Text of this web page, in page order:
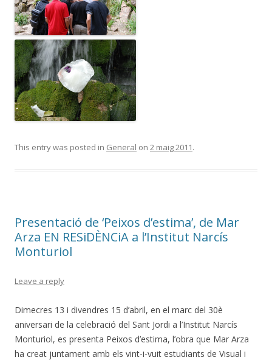
This entry was posted in General on 2 maig 2011.
Presentació de ‘Peixos d’estima’, de Mar
Arza EN RESiDÈNCiA a l’Institut Narcís
Monturiol
Leave a reply
Dimecres 13 i divendres 15 d’abril, en el marc del 30è
aniversari de la celebració del Sant Jordi a l’Institut Narcís
Monturiol, es presenta Peixos d’estima, l’obra que Mar Arza
ha creat juntament amb els vint-i-vuit estudiants de Visual i